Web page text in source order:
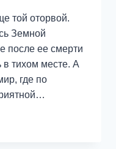
той оторвой.
Земной
после ее смерти
в тихом месте. А
где по